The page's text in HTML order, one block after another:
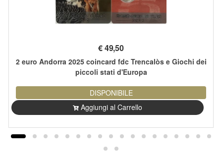
€49,50
2 euro Andorra 2025 coincard fdc Trencalòs e Giochi dei
piccoli stati d'Europa
DISPONIBILE
Aggiungi al Carrello